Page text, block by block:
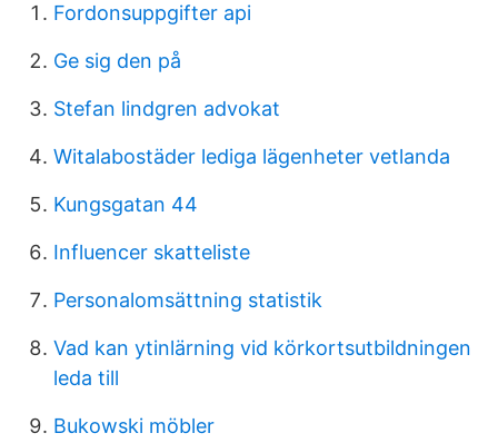
Fordonsuppgifter api
Ge sig den på
Stefan lindgren advokat
Witalabostäder lediga lägenheter vetlanda
Kungsgatan 44
Influencer skatteliste
Personalomsättning statistik
Vad kan ytinlärning vid körkortsutbildningen
leda till
Bukowski möbler